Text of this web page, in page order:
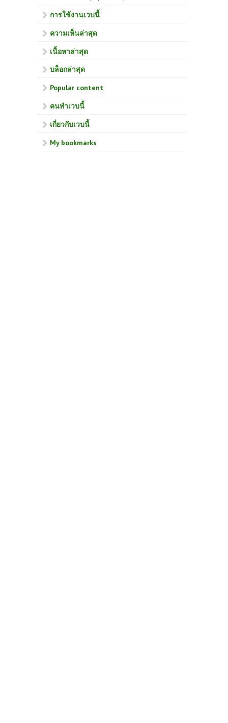
การใช้งานเวบนี้
ความเห็นล่าสุด
เนื้อหาล่าสุด
บล็อกล่าสุด
Popular content
คนทำเวบนี้
เกี่ยวกับเวบนี้
My bookmarks